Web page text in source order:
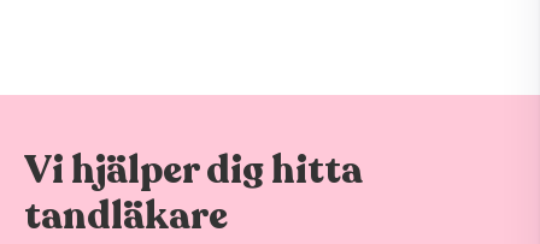
Vi hjälper dig hitta
tandläkare